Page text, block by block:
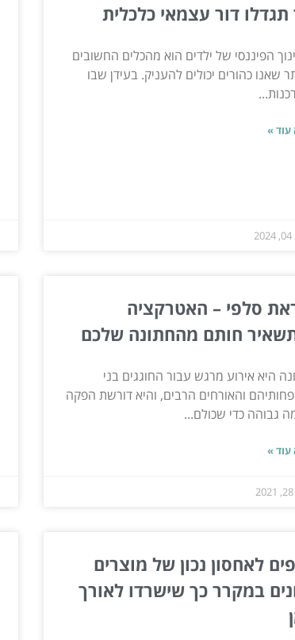
תגדלו דור עצמאי כלכלית
הפיננסי של ילדים הוא מהכלים החשובים
שאנו כהורים יכולים להעניק. בעידן שבו
עוד »
סלפי – האטרקציה
חותם מהחתונה שלכם
היא אירוע מרגש עבור החוגגים בני
והאורחים הרבים, והיא דורשת הפקה
גבוהה כדי שכולם...
עוד »
לאחסון נכון של מוצרים
במקרר כך שישרדו לאורך